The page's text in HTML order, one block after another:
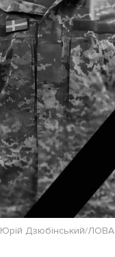
Юрій Дзюбінський/ЛОВА